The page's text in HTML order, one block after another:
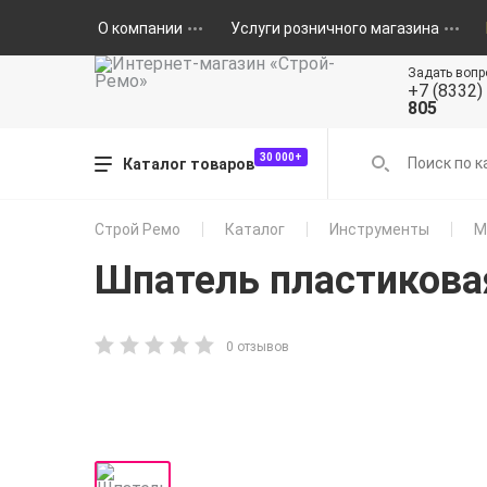
О компании Услуги розничного магазина
Задать
+7 (8332)
805
Каталог товаров 30 000+
Строй Ремо Каталог Инструменты
Шпатель
0 отзывов